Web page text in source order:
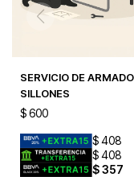
SERVICIO DE ARMADO |
SILLONES
$600
$408
$408
$357